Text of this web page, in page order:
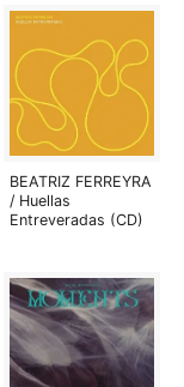
BEATRIZ FERREYRA
/ Huellas
Entreveradas (CD)